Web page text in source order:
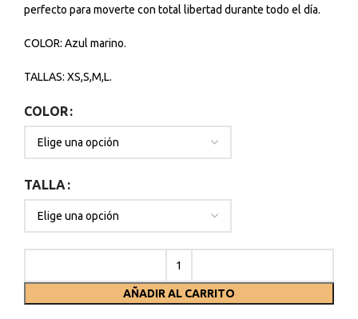
perfecto para moverte con total libertad durante todo el día.
COLOR: Azul marino.
TALLAS: XS,S,M,L.
COLOR
TALLA
AÑADIR AL CARRITO